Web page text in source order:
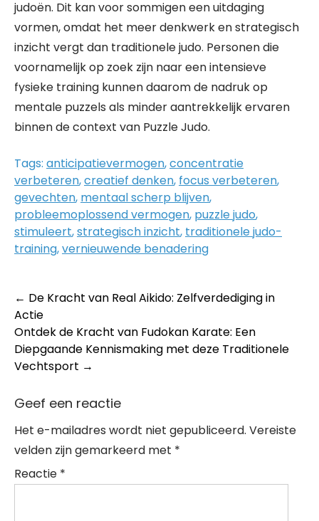
judoën. Dit kan voor sommigen een uitdaging
vormen, omdat het meer denkwerk en strategisch
inzicht vergt dan traditionele judo. Personen die
voornamelijk op zoek zijn naar een intensieve
fysieke training kunnen daarom de nadruk op
mentale puzzels als minder aantrekkelijk ervaren
binnen de context van Puzzle Judo.
Tags: anticipatievermogen,concentratie
verbeteren,creatief denken, focus verbeteren,
gevechten, mentaal scherp blijven,
probleemoplossend vermogen, puzzle judo,
stimuleert,strategisch inzicht, traditionele judo-
training,vernieuwende benadering
Post
navigation
← De Kracht van Real Aikido: Zelfverdediging in
Actie
Ontdek de Kracht van Fudokan Karate: Een
Diepgaande Kennismaking met deze Traditionele
Vechtsport →
Geef een reactie
Het e-mailadres wordt niet gepubliceerd. Vereiste
velden zijn gemarkeerd met *
Reactie *